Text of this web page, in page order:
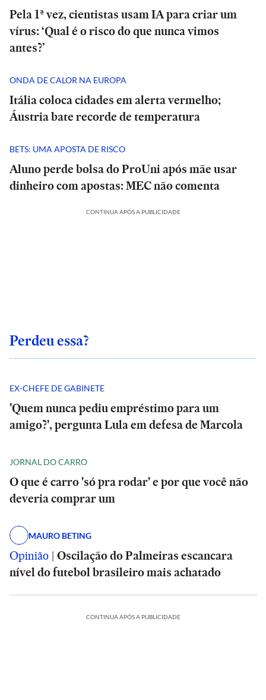
Pela 1ª vez, cientistas usam IA para criar um
vírus: ‘Qual é o risco do que nunca vimos
antes?’
ONDA DE CALOR NA EUROPA
Itália coloca cidades em alerta vermelho;
Áustria bate recorde de temperatura
BETS: UMA APOSTA DE RISCO
Aluno perde bolsa do ProUni após mãe usar
dinheiro com apostas: MEC não comenta
CONTINUA APÓS A PUBLICIDADE
Perdeu essa?
EX-CHEFE DE GABINETE
'Quem nunca pediu empréstimo para um
amigo?', pergunta Lula em defesa de Marcola
JORNAL DO CARRO
O que é carro 'só pra rodar' e por que você não
deveria comprar um
MAURO BETING
Opinião | Oscilação do Palmeiras escancara
nível do futebol brasileiro mais achatado
CONTINUA APÓS A PUBLICIDADE